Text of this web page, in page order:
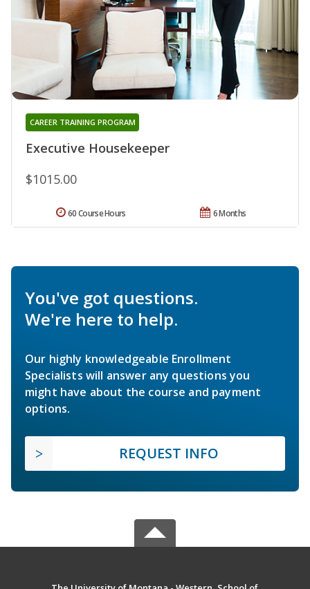
Executive Housekeeper
CAREER TRAINING PROGRAM
$1015.00
6 Months
60 Course Hours
You've got questions.
We're here to help.
Our highly knowledgeable Enrollment
Specialists will answer any questions you
might have about the course and payment
options.
REQUEST INFO